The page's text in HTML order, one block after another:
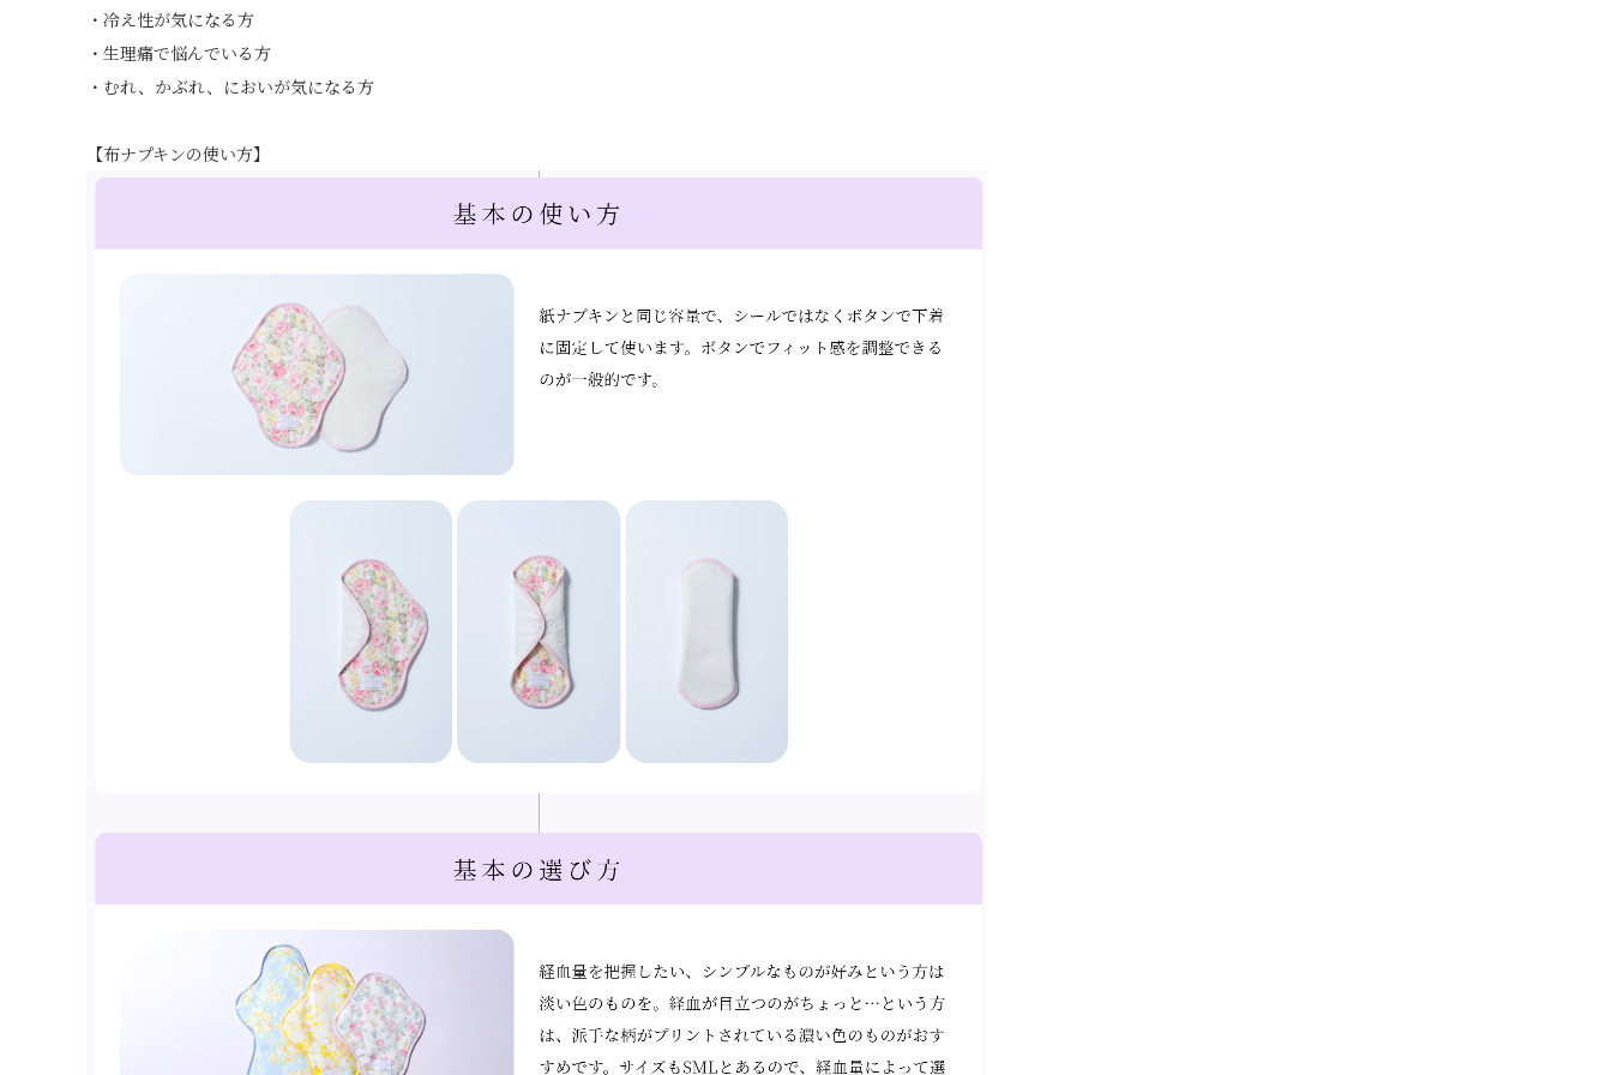
・冷え性が気になる方
・生理痛で悩んでいる方
・むれ、かぶれ、においが気になる方
【布ナプキンの使い方】